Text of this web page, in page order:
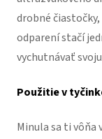
drobné
odparení stačí
vychutnávať
Použitie v
Minula sa ti vôňa